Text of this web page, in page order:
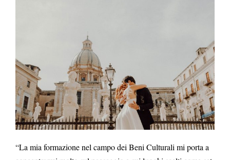
“La mia formazione nel campo dei Beni Culturali mi porta a